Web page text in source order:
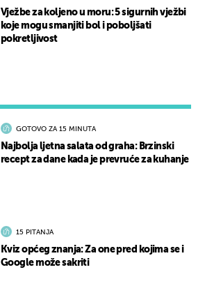
GOTOVO ZA 15 MINUTA
Najbolja ljetna salata od graha: Brzinski
recept za dane kada je prevruće za kuhanje
15 PITANJA
Kviz općeg znanja: Za one pred kojima se i
Google može sakriti
Vježbe za koljeno u moru: 5 sigurnih vježbi
koje mogu smanjiti bol i poboljšati
pokretljivost